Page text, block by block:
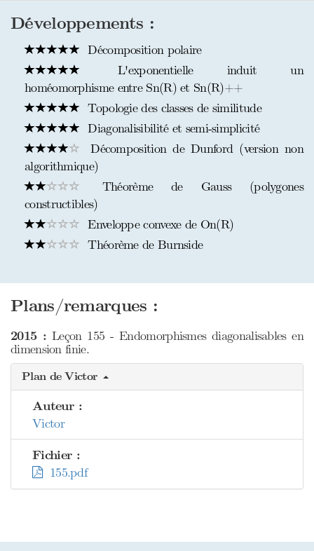
Développements :
Décomposition polaire
L'exponentielle induit un
homéomorphisme entre Sn(R) et Sn(R)++
Topologie des classes de similitude
Diagonalisibilité et semi-simplicité
Décomposition de Dunford (version non
algorithmique)
Théorème de Gauss (polygones
constructibles)
Enveloppe convexe de On(R)
Théorème de Burnside
Plans/remarques :
2015 : Leçon 155 - Endomorphismes diagonalisables en
dimension finie.
Plan de Victor
Auteur :
Victor
Fichier :
155.pdf